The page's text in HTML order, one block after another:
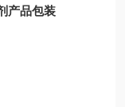
产品包装